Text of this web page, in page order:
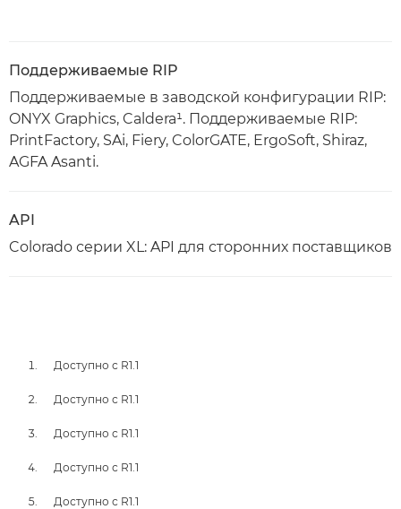
Поддерживаемые RIP
Поддерживаемые в заводской конфигурации RIP:
ONYX Graphics, Caldera¹. Поддерживаемые RIP:
PrintFactory, SAi, Fiery, ColorGATE, ErgoSoft, Shiraz,
AGFA Asanti.
API
Colorado серии XL: API для сторонних поставщиков
Доступно с R1.1
Доступно с R1.1
Доступно с R1.1
Доступно с R1.1
Доступно с R1.1